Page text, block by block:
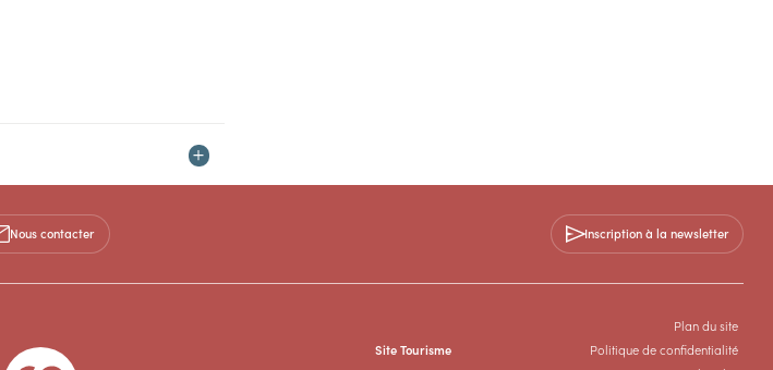
Nous contacter Inscription à la newsletter
Site Tourisme
Plan du site
Politique de confidentialité